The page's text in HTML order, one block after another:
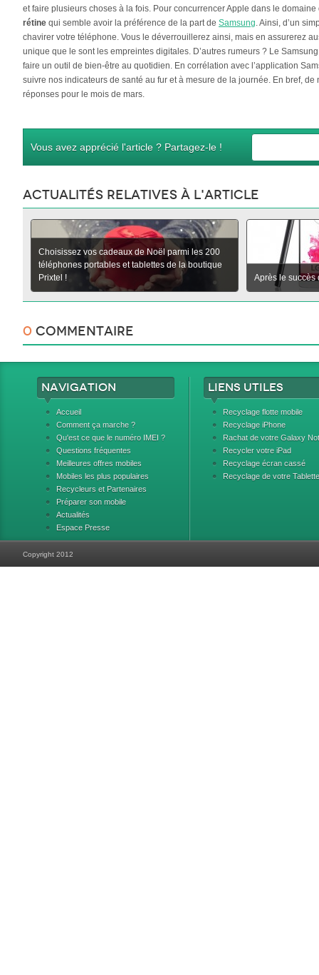
et faire plusieurs choses à la fois. Pour concurrencer Apple dans le
rétine qui semble avoir la préférence de la part de Samsung. Ainsi, d’un
chavirer votre téléphone. Vous le déverrouillerez ainsi, mais en assurerez
unique que le sont les empreintes digitales. D’autres rumeurs ? Le
faire un outil de bien-être au quotidien. En corrélation avec l’application
suivre nos indicateurs de santé au fur et à mesure de la journée. En bref, de
réponses pour le mois de mars.
Vous avez apprécié l'article ? Partagez-le !
Actualités relatives à l'article
Choisissez vos cadeaux de Noël parmi les 200
téléphones portables et tablettes de la boutique
Prixtel !
Après le succès
0 Commentaire
Navigation
Accueil
Comment ça marche ?
Qu'est ce que le numéro IMEI ?
Questions fréquentes
Meilleures offres mobiles
Mobiles les plus populaires
Recycleurs et Partenaires
Préparer son mobile
Actualités
Espace Presse
Liens utiles
Recyclage flotte mobile
Recyclage iPhone
Rachat de votre Galaxy
Recycler votre iPad
Recyclage écran cassé
Recyclage de votre Tablette
Copyright 2012